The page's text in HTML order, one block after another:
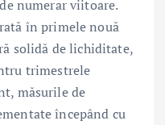
numerar viitoare.
în primele nouă
solidă de lichiditate,
trimestrele
măsurile de
începând cu